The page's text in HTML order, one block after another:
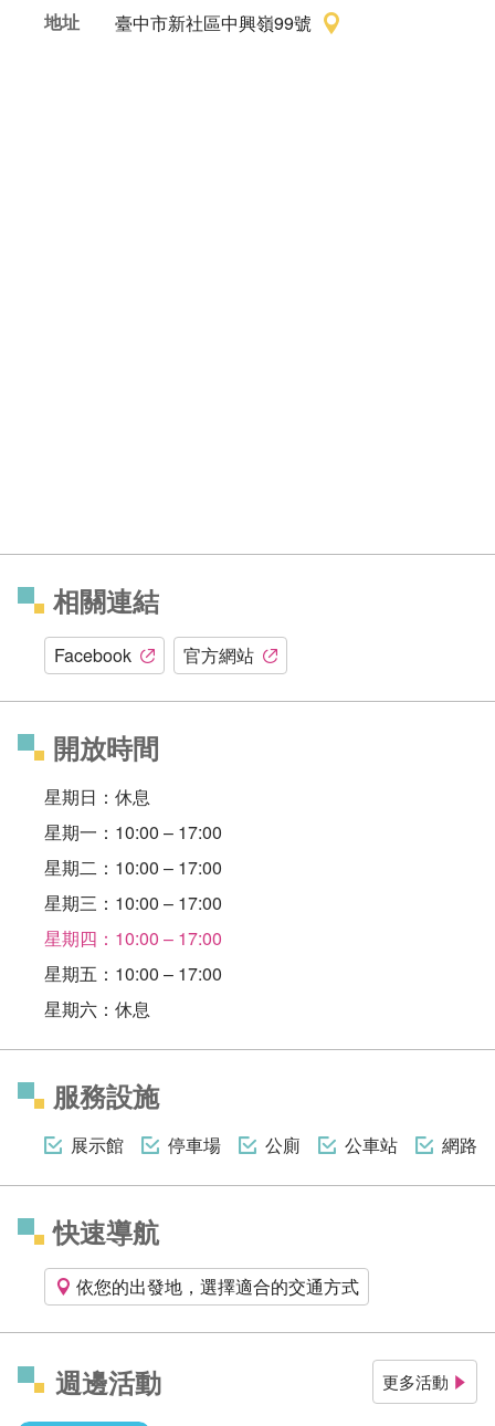
地址
臺中市新社區中興嶺99號
相關連結
Facebook 官方網站
開放時間
星期日：休息
星期一：10:00 – 17:00
星期二：10:00 – 17:00
星期三：10:00 – 17:00
星期四：10:00 – 17:00
星期五：10:00 – 17:00
星期六：休息
服務設施
展示館 停車場 公廁 公車站 網路
快速導航
依您的出發地，選擇適合的交通方式
週邊活動 更多活動